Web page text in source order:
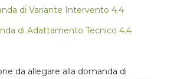
di Variante Intervento 4.4
di Adattamento Tecnico 4.4
da allegare alla domanda di